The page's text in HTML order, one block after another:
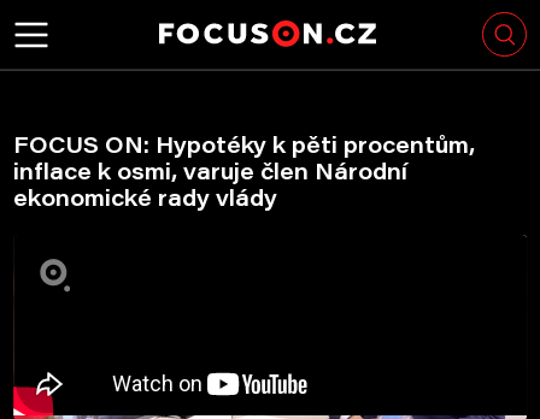
FOCUS ON: Hypotéky k pěti procentům,
inflace k osmi, varuje člen Národní
ekonomické rady vlády